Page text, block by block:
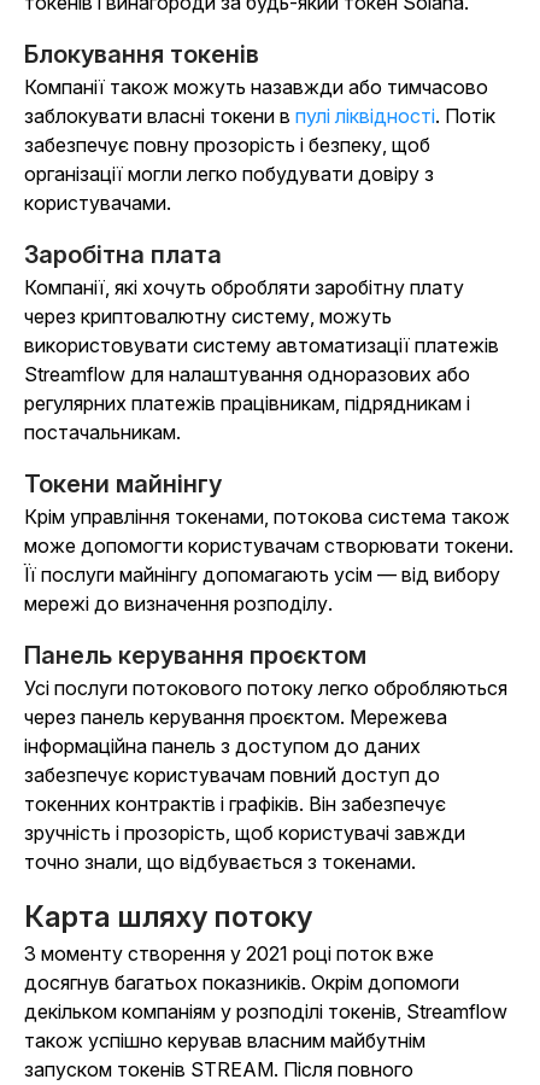
Блокування токенів
Компанії також можуть назавжди або тимчасово
заблокувати власні токени в пулі ліквідності. Потік
забезпечує повну прозорість і безпеку, щоб
організації могли легко побудувати довіру з
користувачами.
Заробітна плата
Компанії, які хочуть обробляти заробітну плату
через криптовалютну систему, можуть
використовувати систему автоматизації платежів
Streamflow для налаштування одноразових або
регулярних платежів працівникам, підрядникам і
постачальникам.
Токени майнінгу
Крім управління токенами, потокова система також
може допомогти користувачам створювати токени.
Її послуги майнінгу допомагають усім — від вибору
мережі до визначення розподілу.
Панель керування проєктом
Усі послуги потокового потоку легко обробляються
через панель керування проєктом. Мережева
інформаційна панель з доступом до даних
забезпечує користувачам повний доступ до
токенних контрактів і графіків. Він забезпечує
зручність і прозорість, щоб користувачі завжди
точно знали, що відбувається з токенами.
Карта шляху потоку
З моменту створення у 2021 році поток вже
досягнув багатьох показників. Окрім допомоги
декільком компаніям у розподілі токенів, Streamflow
також успішно керував власним майбутнім
запуском токенів STREAM. Після повного